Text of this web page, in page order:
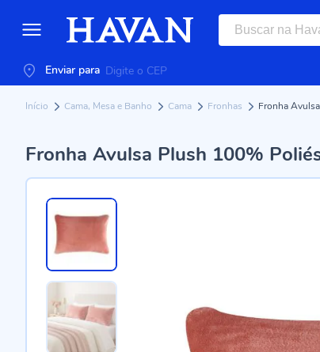
Enviar para
Início Cama, Mesa e Banho Cama Fronhas Fronha
Fronha Avulsa Plush 100%